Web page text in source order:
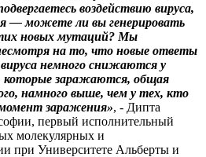
воздействию вируса,
— можете ли вы генерировать
новых мутаций? Мы
на то, что новые ответы
немного снижаются у
которые заражаются, общая
намного выше, чем у тех, кто
заражения», - Дипта
первый исполнительный
молекулярных и
при Университете Альберты и